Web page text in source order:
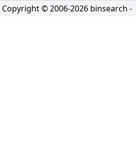
Copyright © 2006-2026 binsearch -